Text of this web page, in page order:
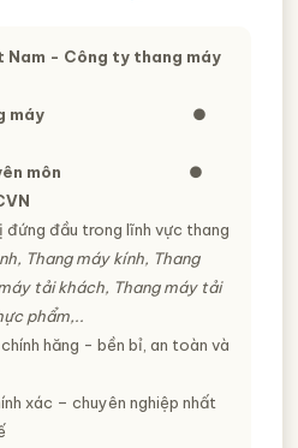
Nam - Công ty thang máy
máy
●
môn
●
đầu trong lĩnh vực thang
Thang máy kính, Thang
tải khách, Thang máy tải
phẩm,..
hăng - bền bỉ, an toàn và
xác – chuyên nghiệp nhất